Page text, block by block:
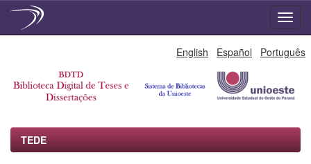
English Español Português
TEDE